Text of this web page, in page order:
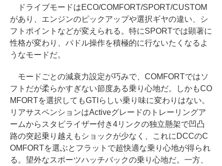
ドライブモードはECO/COMFORT/SPORT/CUSTOM
があり、エンジンのピックアップや選択ギヤの違い、シ
フトポイントなどが変えられる。特にSPORTでは顕著に
性格が変わり、パドル操作を積極的に行ないたくなるよ
うなモードだ。
モードごとの減衰力設定が巧みで、COMFORTではソ
フトだが柔らかすぎない節度ある乗り心地だ。しかもCO
MFORTを選択してもGTIらしい乗り味に変わりはない。
リアサスペンションはActiveグレードのトレーリングア
ームからスタビライザー付き4リンクの独立懸架で凹凸
路の突起乗り越えもショックが少なく、これにDCCのC
OMFORTを選ぶとフラットで超快適な乗り心地が得られ
る。望外なスポーツハッチバックの乗り心地だ。一方、